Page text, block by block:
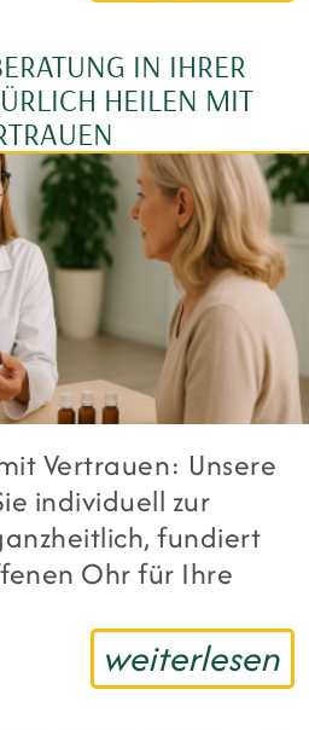
IN IHRER
HEILEN MIT
Vertrauen: Unsere
individuell zur
fundiert
Ohr für Ihre
weiterlesen